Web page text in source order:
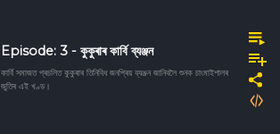
Episode: 3 - কুকুৰাৰ কাৰ্বি ব্যঞ্জন
কাৰ্বি সমাজত প্ৰচলিত কুকুৰাৰ তিনিবিধ জনপ্ৰিয় ব্যঞ্জন জানিবলৈ শুনক চাংমাইশালৰ
জুতিৰ এই খণ্ড।